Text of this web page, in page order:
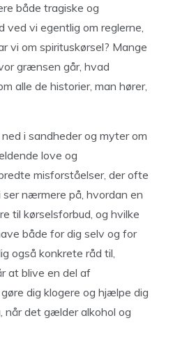
både tragiske og
vi egentlig om reglerne,
vi om spirituskørsel? Mange
grænsen går, hvad
alle de historier, man hører,
i sandheder og myter om
love og
misforståelser, der ofte
nærmere på, hvordan en
til kørselsforbud, og hvilke
både for dig selv og for
også konkrete råd til,
at blive en del af
dig klogere og hjælpe dig
det gælder alkohol og